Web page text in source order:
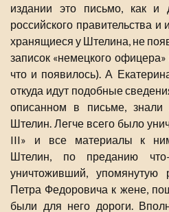
издании это письмо, как и
российского правительства
хранящиеся у Штелина, не
записок «немецкого
что и появилось). А
откуда идут подобные
описанном в письме,
Штелин. Легче всего было
III» и все материалы к
Штелин, по преданию
уничтоживший, упомянутую
Петра Федоровича к жене,
были для него дороги.